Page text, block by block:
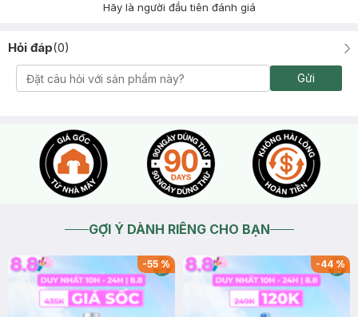
Hãy là người đầu tiên đánh giá
Hỏi đáp(0)
Gửi
GỢI Ý DÀNH RIÊNG CHO BẠN
-55% -44%